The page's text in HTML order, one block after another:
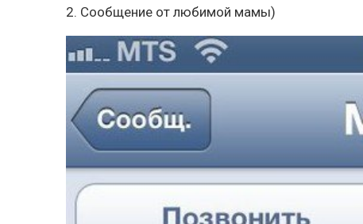
2. Сообщение от любимой мамы)